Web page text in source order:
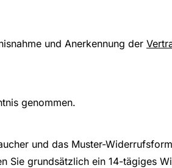
und Anerkennung der
genommen.
und das Muster-
Sie grundsätzlich ein 14-tägiges